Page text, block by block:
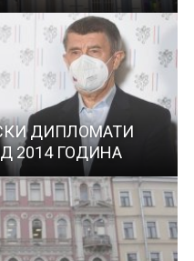
ДИПЛОМАТИ
2014 ГОДИНА